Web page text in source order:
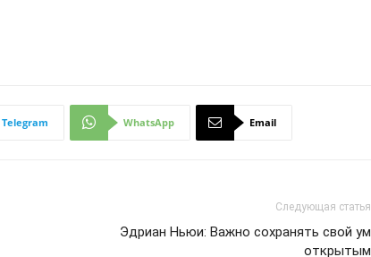
Telegram WhatsApp Email
Следующая статья
Эдриан Ньюи: Важно сохранять свой ум
открытым